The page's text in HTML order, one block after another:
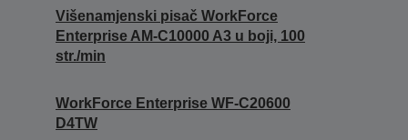
Višenamjenski pisač WorkForce
Enterprise AM-C10000 A3 u boji, 100
str./min
WorkForce Enterprise WF-C20600
D4TW